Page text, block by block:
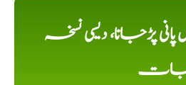
پڑجانا، دیسی نسخہ